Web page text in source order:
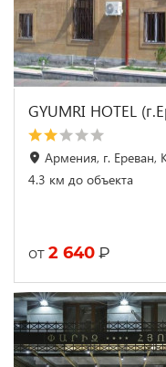
GYUMRI HOTEL
Армения, г. Ереван,
4.3 км до объекта
от 2 640 ₽